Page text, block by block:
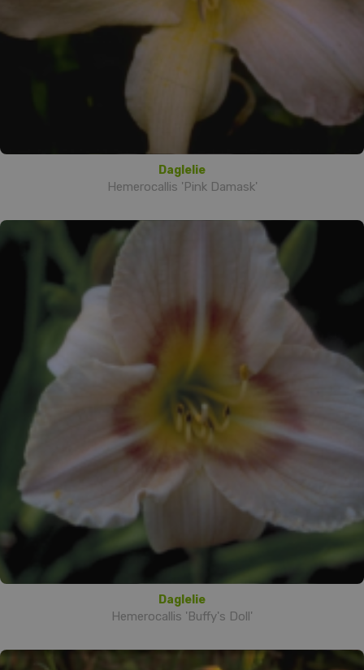
Daglelie
Hemerocallis 'Pink Damask'
Daglelie
Hemerocallis 'Buffy's Doll'